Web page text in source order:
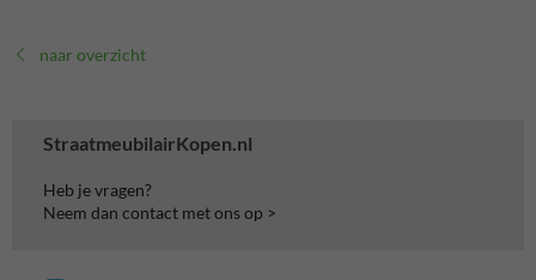
StraatmeubilairKopen.nl
Heb je vragen?
Neem dan contact met ons op >
naar overzicht